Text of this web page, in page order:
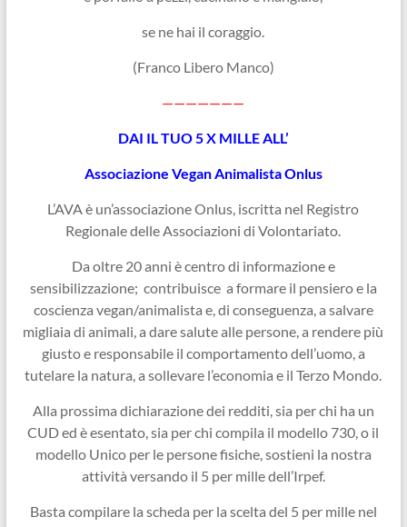
se ne hai il coraggio.
(Franco Libero Manco)
———————
DAI IL TUO 5 X MILLE ALL’
Associazione Vegan Animalista Onlus
L’AVA è un’associazione Onlus, iscritta nel Registro
Regionale delle Associazioni di Volontariato.
Da oltre 20 anni è centro di informazione e
sensibilizzazione; contribuisce a formare il pensiero e la
coscienza vegan/animalista e, di conseguenza, a salvare
migliaia di animali, a dare salute alle persone, a rendere più
giusto e responsabile il comportamento dell’uomo, a
tutelare la natura, a sollevare l’economia e il Terzo Mondo.
Alla prossima dichiarazione dei redditi, sia per chi ha un
CUD ed è esentato, sia per chi compila il modello 730, o il
modello Unico per le persone fisiche, sostieni la nostra
attività versando il 5 per mille dell’Irpef.
Basta compilare la scheda per la scelta del 5 per mille nel